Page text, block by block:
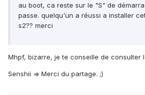
au boot, ca reste sur le "S" de
passe. quelqu'un a réussi a installer
s2?? merci
Mhpf, bizarre, je te conseille de consulter
Senshii => Merci du partage. ;)